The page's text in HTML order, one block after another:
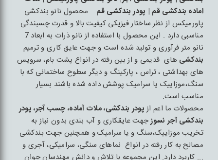
اماده بندکشی قم | پودر بندکشی قم
محصول نانو بندکشی
پاورمیکس از نظر ساختار فیزیکی کیفیت بالا و قدرت چسبندگی
مناسبی دارد . این محصول با استفاده از نانو ذرات به ابعاد 7
نانو متر فرآوری و تولید شده است و جهت عایق کاری و ترمیم
بندکشی های قدیمی و از بین رفته در انواع پشت بام، سرویس
های بهداشتی ، تراس ، پارکینگ و دیگر سطوح ساختمانی که با
سنگ،موزاییک یا سرامیک پوشش داده شده باشند بسیار
مناسب است.
محصولات ما اعم ازپودر بندکشی، ملات آماده، چسب آجر، پودر
بندکشی آجر نسوزجهت عایقکاری و آب بندی بدون نیاز به
تخریب موزاییک،سنگ و یا سرامیک و همچنین جهت بندکشی
مصالح به کار رفته در انواع نماهای سنگی، سرامیکی، آجری و
... کاربرد دارد. این مجموعه با تلاش و دانش مهندسان جوان